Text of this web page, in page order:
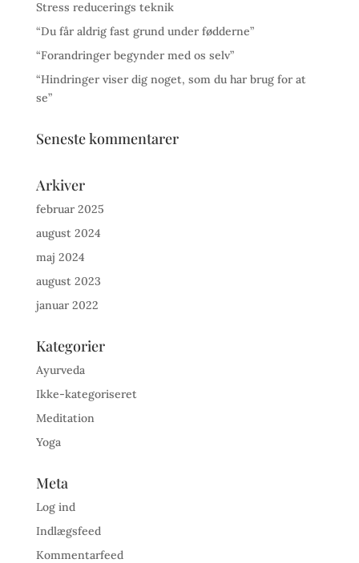
Stress reducerings teknik
“Du får aldrig fast grund under fødderne”
“Forandringer begynder med os selv”
“Hindringer viser dig noget, som du har brug for at
se”
Seneste kommentarer
Arkiver
februar 2025
august 2024
maj 2024
august 2023
januar 2022
Kategorier
Ayurveda
Ikke-kategoriseret
Meditation
Yoga
Meta
Log ind
Indlægsfeed
Kommentarfeed